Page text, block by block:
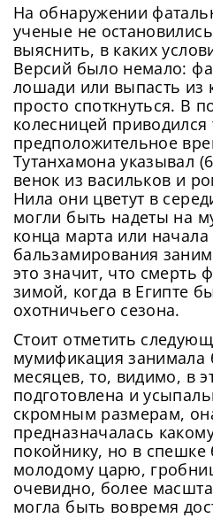
На обнаружении
ученые не
выяснить, в каких
Версий было немало:
лошади или выпасть из
просто споткнуться. В
колесницей приводился
предположительное
Тутанхамона указывал
венок из васильков и
Нила они цветут в
могли быть надеты на
конца марта или
бальзамирования
это значит, что смерть
зимой, когда в Египте
охотничьего сезона.
Стоит отметить
мумификация занимала
месяцев, то, видимо, в
подготовлена и
скромным размерам,
предназначалась
покойнику, но в спешке
молодому царю,
очевидно, более
могла быть вовремя